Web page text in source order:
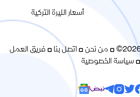
أسعار الليرة التركية
من نحن اتصل بنا
فريق العمل
سياسة الخصوصية